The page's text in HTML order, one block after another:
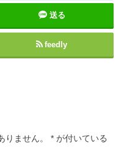
送る
feedly
りません。 * が付いている